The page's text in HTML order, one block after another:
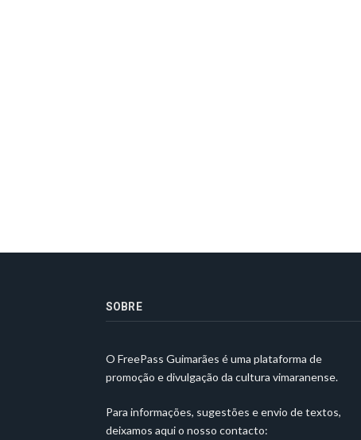
SOBRE
O FreePass Guimarães é uma plataforma de
promoção e divulgação da cultura vimaranense.
Para informações, sugestões e envio de textos,
deixamos aqui o nosso contacto: